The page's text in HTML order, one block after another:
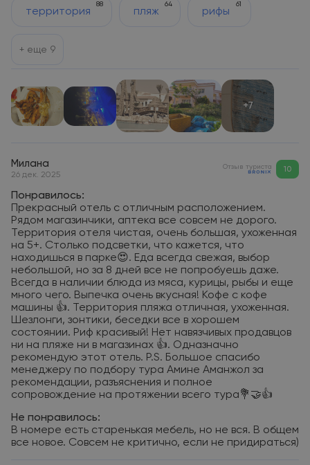
территория
88
пляж
64
рифы
61
+ еще 9
+7
Милана
26 дек. 2025
Отзыв туриста 10
Понравилось:
Прекрасный отель с отличным расположением.
Рядом магазинчики, аптека все совсем не дорого.
Территория отеля чистая, очень большая, ухоженная
на 5+. Столько подсветки, что кажется, что
находишься в парке😍. Еда всегда свежая, выбор
небольшой, но за 8 дней все не попробуешь даже.
Всегда в наличии блюда из мяса, курицы, рыбы и еще
много чего. Выпечка очень вкусная! Кофе с кофе
машины 👍. Территория пляжа отличная, ухоженная.
Шезлонги, зонтики, беседки все в хорошем
состоянии. Риф красивый! Нет навязчивых продавцов
ни на пляже ни в магазинах 👍. Одназначно
рекомендую этот отель. P.S. Большое спасибо
менеджеру по подбору тура Амине Аманжол за
рекомендации, разъяснения и полное
сопровождение на протяжении всего тура💐🤝👍
Не понравилось:
В номере есть старенькая мебель, но не вся. В общем
все новое. Совсем не критично, если не придираться)